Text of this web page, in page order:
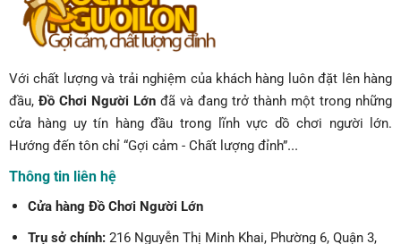
Với chất lượng và trải nghiệm của khách hàng luôn đặt lên hàng
đầu, Đồ Chơi Người Lớnđã và đang trở thành một trong những
cửa hàng uy tín hàng đầu trong lĩnh vực dồ chơi người lớn.
Hướng đến tôn chỉ “Gợi cảm - Chất lượng đỉnh”...
Thông tin liên hệ
Cửa hàng Đồ Chơi Người Lớn
Trụ sở chính: 216 Nguyễn Thị Minh Khai, Phường 6, Quận 3,